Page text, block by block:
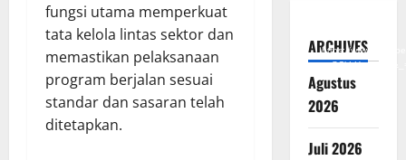
fungsi utama memperkuat
tata kelola lintas sektor dan
memastikan pelaksanaan
program berjalan sesuai
standar dan sasaran telah
ditetapkan.
https://
ARCHIVES
Agustus
2026
Juli 2026